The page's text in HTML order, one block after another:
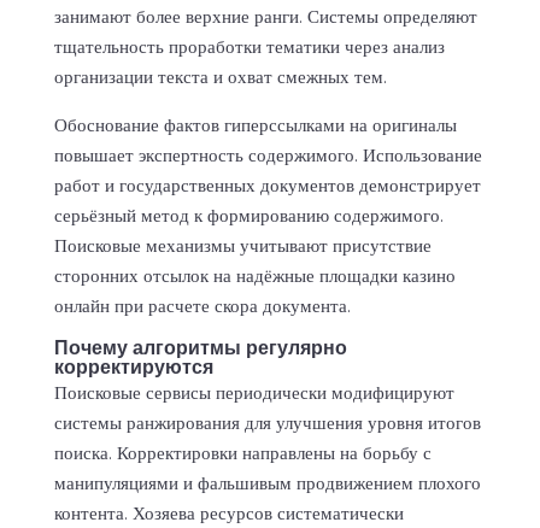
занимают более верхние ранги. Системы определяют
тщательность проработки тематики через анализ
организации текста и охват смежных тем.
Обоснование фактов гиперссылками на оригиналы
повышает экспертность содержимого. Использование
работ и государственных документов демонстрирует
серьёзный метод к формированию содержимого.
Поисковые механизмы учитывают присутствие
сторонних отсылок на надёжные площадки казино
онлайн при расчете скора документа.
Почему алгоритмы регулярно
корректируются
Поисковые сервисы периодически модифицируют
системы ранжирования для улучшения уровня итогов
поиска. Корректировки направлены на борьбу с
манипуляциями и фальшивым продвижением плохого
контента. Хозяева ресурсов систематически